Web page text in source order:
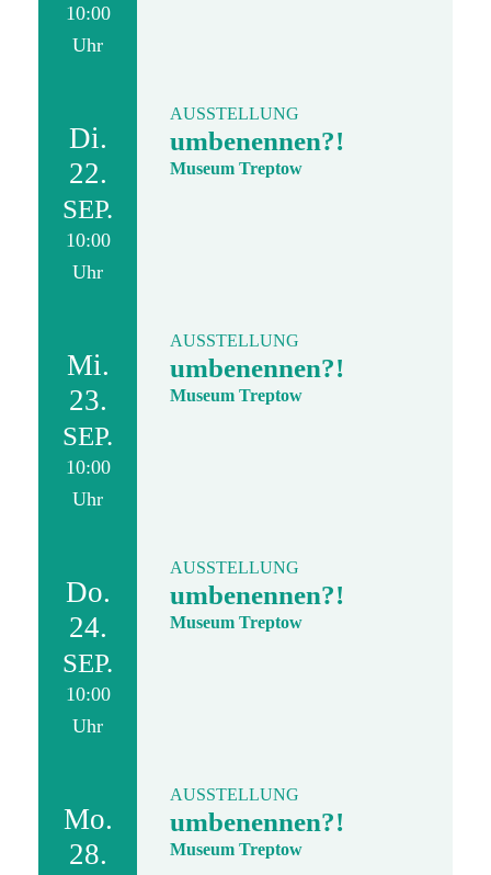
10:00
Uhr
Di.
22.
SEP.
10:00
Uhr
AUSSTELLUNG
umbenennen?!
Museum Treptow
Mi.
23.
SEP.
10:00
Uhr
AUSSTELLUNG
umbenennen?!
Museum Treptow
Do.
24.
SEP.
10:00
Uhr
AUSSTELLUNG
umbenennen?!
Museum Treptow
Mo.
28.
AUSSTELLUNG
umbenennen?!
Museum Treptow